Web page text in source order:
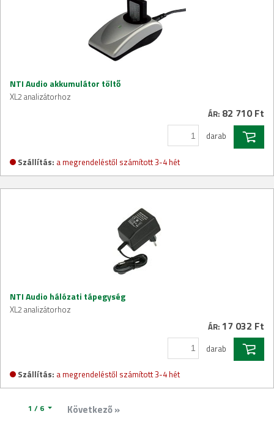
NTI Audio akkumulátor töltő
XL2 analizátorhoz
ÁR: 82 710 Ft
darab
Szállítás: a megrendeléstől számított 3-4 hét
NTI Audio hálózati tápegység
XL2 analizátorhoz
ÁR: 17 032 Ft
darab
Szállítás: a megrendeléstől számított 3-4 hét
1 / 6 Következő »